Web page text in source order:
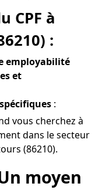
CPF à
:
employabilité
et
:
vous cherchez à
dans le secteur
(86210).
moyen